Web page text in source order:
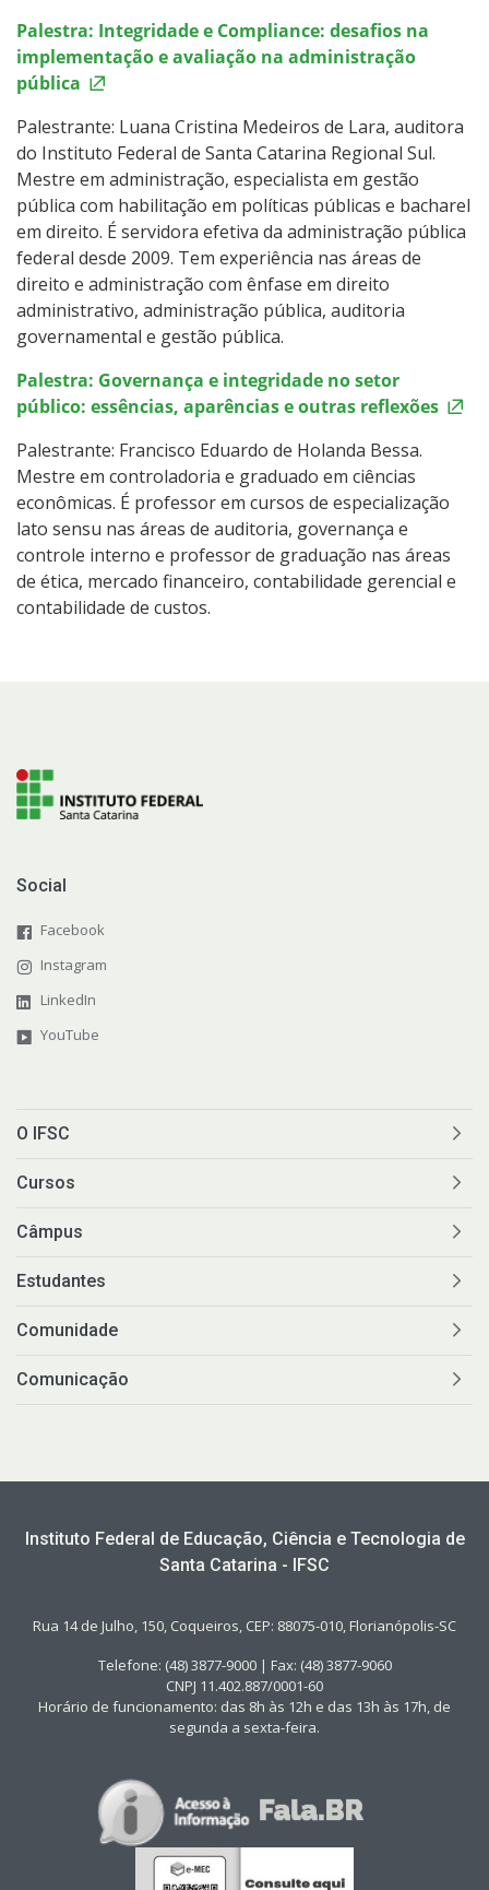
Palestra: Integridade e Compliance: desafios na
implementação e avaliação na administração
pública
Palestrante: Luana Cristina Medeiros de Lara, auditora
do Instituto Federal de Santa Catarina Regional Sul.
Mestre em administração, especialista em gestão
pública com habilitação em políticas públicas e bacharel
em direito. É servidora efetiva da administração pública
federal desde 2009. Tem experiência nas áreas de
direito e administração com ênfase em direito
administrativo, administração pública, auditoria
governamental e gestão pública.
Palestra: Governança e integridade no setor
público: essências, aparências e outras reflexões
Palestrante: Francisco Eduardo de Holanda Bessa.
Mestre em controladoria e graduado em ciências
econômicas. É professor em cursos de especialização
lato sensu nas áreas de auditoria, governança e
controle interno e professor de graduação nas áreas
de ética, mercado financeiro, contabilidade gerencial e
contabilidade de custos.
Social
Facebook
Instagram
LinkedIn
YouTube
O IFSC
Cursos
Câmpus
Estudantes
Comunidade
Comunicação
Instituto Federal de Educação, Ciência e Tecnologia de
Santa Catarina - IFSC
Rua 14 de Julho, 150, Coqueiros, CEP: 88075-010, Florianópolis-SC
Telefone: (48) 3877-9000 | Fax: (48) 3877-9060
CNPJ 11.402.887/0001-60
Horário de funcionamento: das 8h às 12h e das 13h às 17h, de
segunda a sexta-feira.